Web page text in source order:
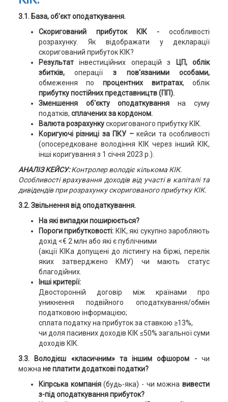
3.1. База, об’єкт оподаткування.
Скоригований прибуток КІК -особливості
розрахунку. Як відображати у декларації
скоригований прибуток КІК?
Результатінвестиційних операцій з
ЦП, облік
збитків,операції з пов'язаними особами,
обмеження по процентних витратах, облік
прибутку постійних представництв (ПП).
Зменшення об'єкту оподаткування на суму
податків, сплачених за кордоном.
Валюта розрахункускоригованого прибутку КІК.
Коригуючі різниці за ПКУ –кейси та особливості
(опосередковане володіння КІК через інший КІК,
інші коригування з 1 січня 2023 р.).
АНАЛІЗ КЕЙСУ:Контролер володіє кількома КІК.
Особливості врахування доходів від участі в капіталі та
дивідендів при розрахунку скоригованого прибутку КІК.
3.2. Звільнення від оподаткування.
На які випадки поширюється?
Пороги прибутковості: КІК, які сукупно заробляють
дохід <€ 2 млн або які є публічними
(акції КІКа допущені до лістингу на біржі, перелік
яких затверджено КМУ) чи мають статус
благодійних.
Інші критерії:
Двосторонній договір між країнами про
уникнення подвійного оподаткування/обмін
податковою інформацією;
сплата податку на прибуток за ставкою ≥13%,
чи доля пасивних доходів КІК ≤50% загальної суми
доходів КІК.
3.3. Володієш «класичним» та іншим офшором -чи
можнане платити додаткові податки?
Кіпрська компанія(будь-яка) - чи можнавивести
з-під оподаткування прибуток?